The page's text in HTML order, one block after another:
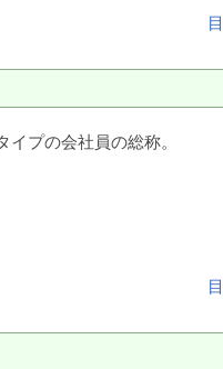
イプの会社員の総称。